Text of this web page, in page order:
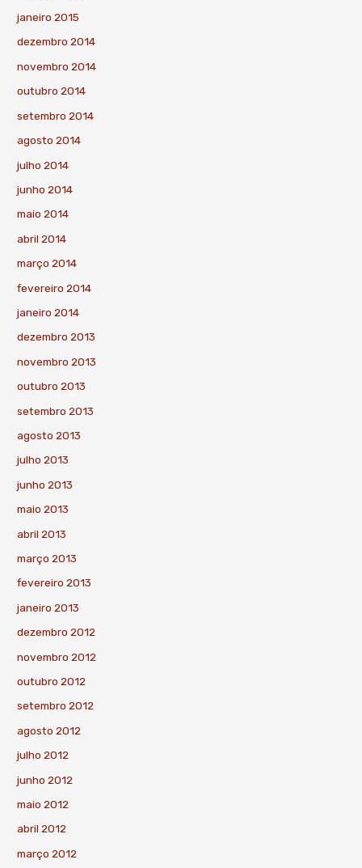
janeiro 2015
dezembro 2014
novembro 2014
outubro 2014
setembro 2014
agosto 2014
julho 2014
junho 2014
maio 2014
abril 2014
março 2014
fevereiro 2014
janeiro 2014
dezembro 2013
novembro 2013
outubro 2013
setembro 2013
agosto 2013
julho 2013
junho 2013
maio 2013
abril 2013
março 2013
fevereiro 2013
janeiro 2013
dezembro 2012
novembro 2012
outubro 2012
setembro 2012
agosto 2012
julho 2012
junho 2012
maio 2012
abril 2012
março 2012